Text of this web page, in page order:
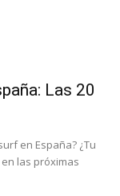
Las 20
en España? ¿Tu
las próximas